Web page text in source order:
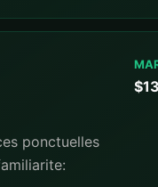
ponctuelles